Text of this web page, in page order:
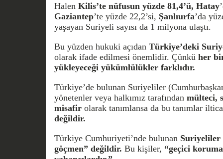
Halen Kilis’te nüfusun yüzde 81,4’ü, Hatay
Gaziantep’te yüzde 22,2’si, Şanlıurfa’da
yaşayan Suriyeli sayısı da 1 milyona ulaştı.
Bu yüzden hukuki açıdan Türkiye’deki
olarak ifade edilmesi önemlidir. Çünkü her
yükleyeceği yükümlülükler farklıdır.
Türkiye’de bulunan Suriyeliler
yönetenler veya halkımız tarafından mülteci,
misafirolarak tanımlansa da bu tanımlar
değildir.
Türkiye Cumhuriyeti’nde bulunan Suriyeliler
göçmen” değildir. Bu kişiler, “geçici